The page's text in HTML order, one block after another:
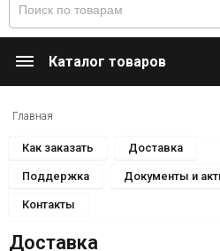
Каталог товаров
Главная
Как заказать Доставка
Поддержка Документы и
Контакты
Доставка